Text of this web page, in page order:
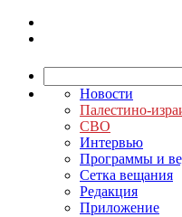
Новости
Палестино-
СВО
Интервью
Программы и
Сетка вещания
Редакция
Приложение